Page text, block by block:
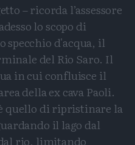
– ricorda l’assessore
lo scopo di
d'acqua, il
del Rio Saro. Il
in cui confluisce il
della ex cava Paoli.
quello di ripristinare la
il lago dal
rio, limitando